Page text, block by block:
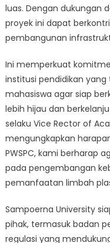
luas. Dengan dukungan
proyek ini dapat
pembangunan
Ini memperkuat
institusi pendidikan
mahasiswa agar siap
lebih hijau dan
selaku Vice Rector of
mengungkapkan
PWSPC, kami berharap
pada pengembangan
pemanfaatan limbah
Sampoerna University
pihak, termasuk badan
regulasi yang